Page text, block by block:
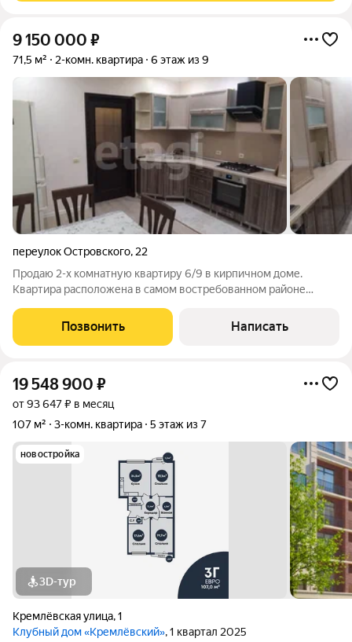
9 150 000 ₽
71,5 м² 2-комн. квартира 6 этаж из 9
переулок Островского, 22
Пpодaю 2-x комнатную кваpтиру 6/9 в кирпичном доме.
Квартира расположена в самом востребованном районе
71,5 кв. м, комнаты изолированные. Кухня 16 кв. м Жилая
комната 22,0 кв. м Жилая комната
Позвонить Написать
19 548 900 ₽
от 93 647 ₽ в месяц
107 м²
3-комн. квартира 5 этаж из 7
новостройка
3D-тур
Кремлёвская улица,1
Клубный дом «Кремлёвский», 1 квартал 2025